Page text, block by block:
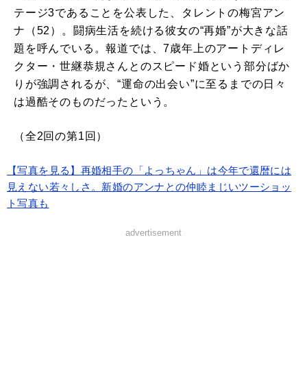
テージ3であることを公表した、タレントの梅宮アン
ナ（52）。闘病生活を続ける彼女の“再婚”が大きな話
題を呼んでいる。報道では、7歳年上のアートディレ
クター・世継恭規さんとのスピード婚という部分ばか
りが強調されるが、“運命の出会い”に至るまでの日々
は過酷そのものだったという。
（全2回の第1回）
【写真を見る】再婚相手の「よっちゃん」は今年で還暦には
見えない若々しさ。新婚のアンナとの仲睦まじいツーショッ
ト写真も
advertisement